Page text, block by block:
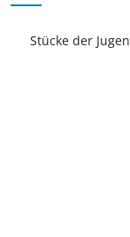
Stücke der